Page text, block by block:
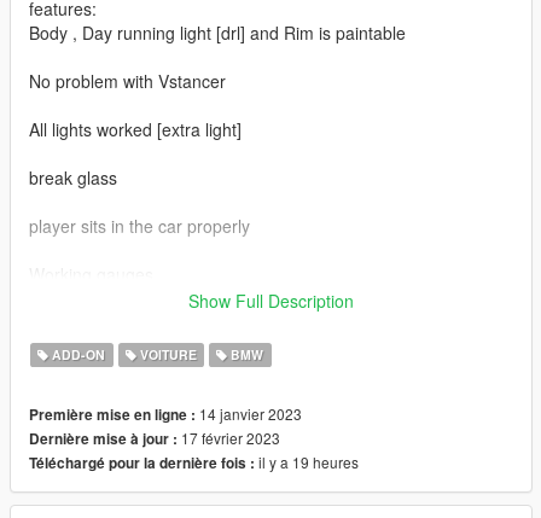
features:
Body , Day running light [drl] and Rim is paintable
No problem with Vstancer
All lights worked [extra light]
break glass
player sits in the car properly
Note: interior 3D model is MQ
3D model: Forza Motorsport 4 [Thank's to Adrian for Export]
Converted: Sj Storm
----------------------------------------------------------------------
Installation:
Show Full Description
ADD-ON VOITURE BMW
Première mise en ligne : 14 janvier 2023
Dernière mise à jour : 17 février 2023
Téléchargé pour la dernière fois : il y a 19 heures